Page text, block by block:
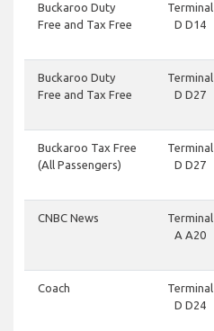
Buckaroo Duty
Free and Tax Free
Terminal
D D14
Buckaroo Duty
Free and Tax Free
Terminal
D D27
Buckaroo Tax Free
(All Passengers)
Terminal
D D27
CNBC News
Terminal
A A20
Coach
Terminal
D D24